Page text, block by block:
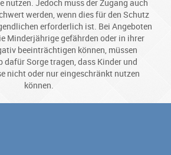
nutzen. Jedoch muss der Zugang auch
werden, wenn dies für den Schutz
erforderlich ist. Bei Angeboten
Minderjährige gefährden oder in ihrer
beeinträchtigen können, müssen
dafür Sorge tragen, dass Kinder und
nicht oder nur eingeschränkt nutzen
können.